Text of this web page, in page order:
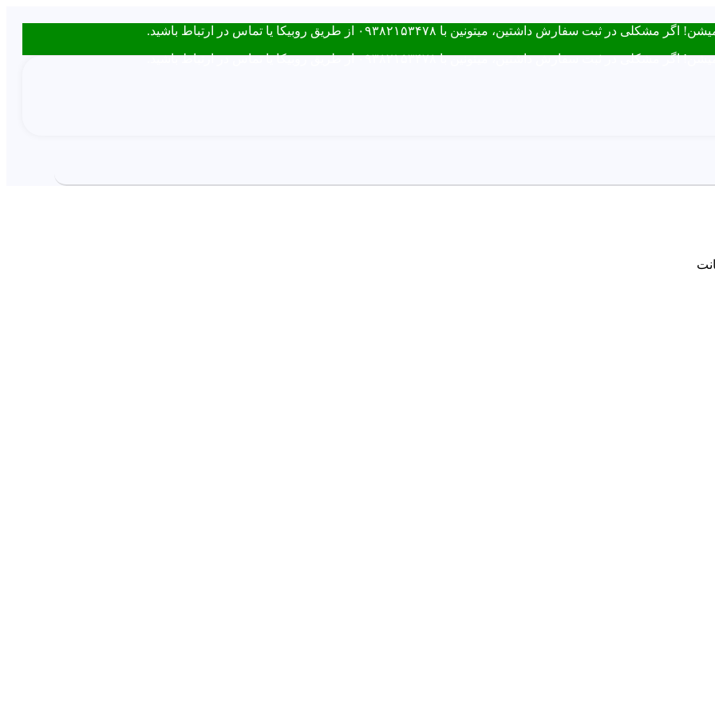
داشتین، میتونین با ۰۹۳۸۲۱۵۳۴۷۸ از طریق روبیکا یا تماس در ارتباط باشید.
داشتین، میتونین با ۰۹۳۸۲۱۵۳۴۷۸ از طریق روبیکا یا تماس در ارتباط باشید.